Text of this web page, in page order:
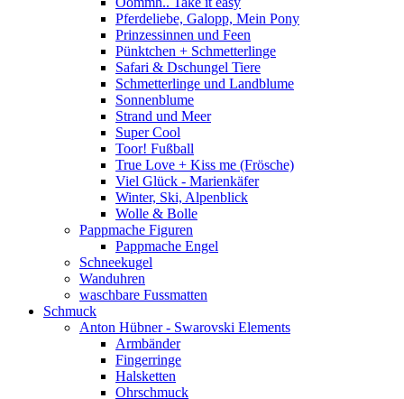
Pferdeliebe, Galopp, Mein Pony
Prinzessinnen und Feen
Pünktchen + Schmetterlinge
Safari & Dschungel Tiere
Schmetterlinge und Landblume
Sonnenblume
Strand und Meer
Super Cool
Toor! Fußball
True Love + Kiss me (Frösche)
Viel Glück - Marienkäfer
Winter, Ski, Alpenblick
Wolle & Bolle
Pappmache Figuren
Pappmache Engel
Schneekugel
Wanduhren
waschbare Fussmatten
Schmuck
Anton Hübner - Swarovski Elements
Armbänder
Fingerringe
Halsketten
Ohrschmuck